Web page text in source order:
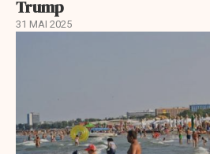
Trump
31 MAI 2025